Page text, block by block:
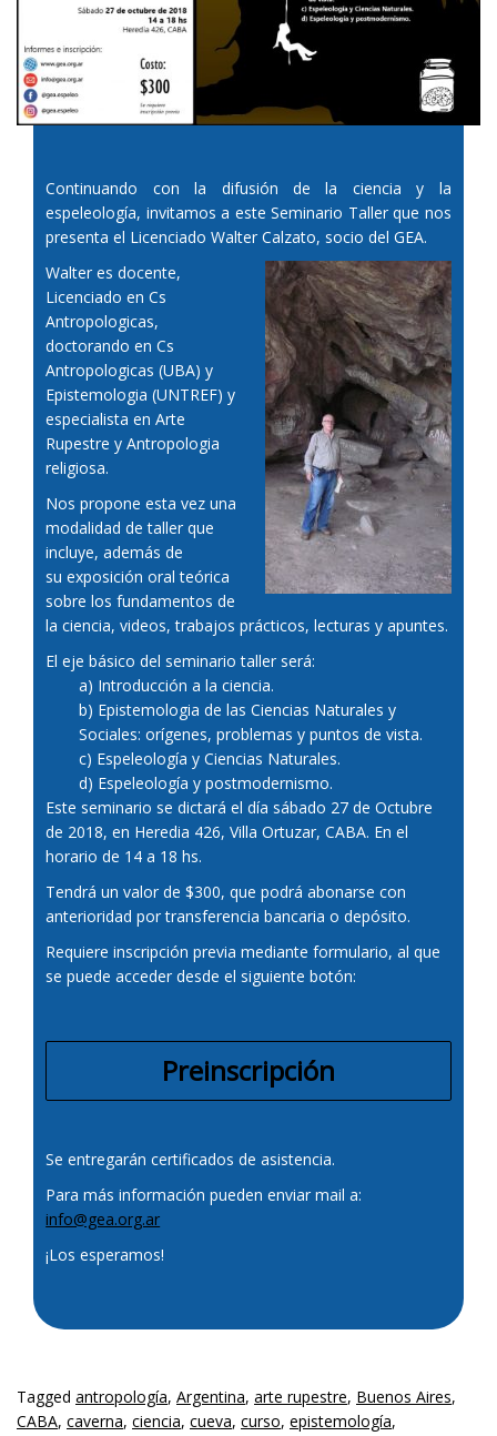
Continuando con la difusión de la ciencia y la
espeleología, invitamos a este Seminario Taller que nos
presenta el Licenciado Walter Calzato, socio del GEA.
Walter es docente,
Licenciado en Cs
Antropologicas,
doctorando en Cs
Antropologicas (UBA) y
Epistemologia (UNTREF) y
especialista en Arte
Rupestre y Antropologia
religiosa.
Nos propone esta vez una
modalidad de taller que
incluye, además de
su exposición oral teórica
sobre los fundamentos de
la ciencia, videos, trabajos prácticos, lecturas y apuntes.
El eje básico del seminario taller será:
a) Introducción a la ciencia.
b) Epistemologia de las Ciencias Naturales y
Sociales: orígenes, problemas y puntos de vista.
c) Espeleología y Ciencias Naturales.
d) Espeleología y postmodernismo.
Este seminario se dictará el día sábado 27 de Octubre
de 2018, en Heredia 426, Villa Ortuzar, CABA. En el
horario de 14 a 18 hs.
Tendrá un valor de $300, que podrá abonarse con
anterioridad por transferencia bancaria o depósito.
Requiere inscripción previa mediante formulario, al que
se puede acceder desde el siguiente botón:
Preinscripción
Se entregarán certificados de asistencia.
Para más información pueden enviar mail a:
info@gea.org.ar
¡Los esperamos!
Tagged antropología, Argentina, arte rupestre, Buenos Aires,
CABA, caverna, ciencia, cueva, curso, epistemología,